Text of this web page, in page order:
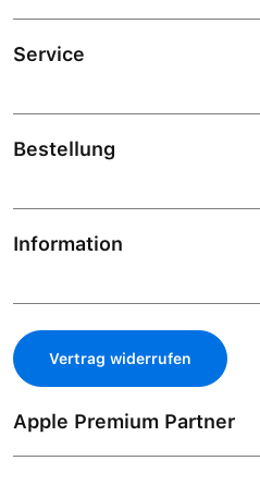
Service
Bestellung
Information
Vertrag widerrufen
Apple Premium Partner